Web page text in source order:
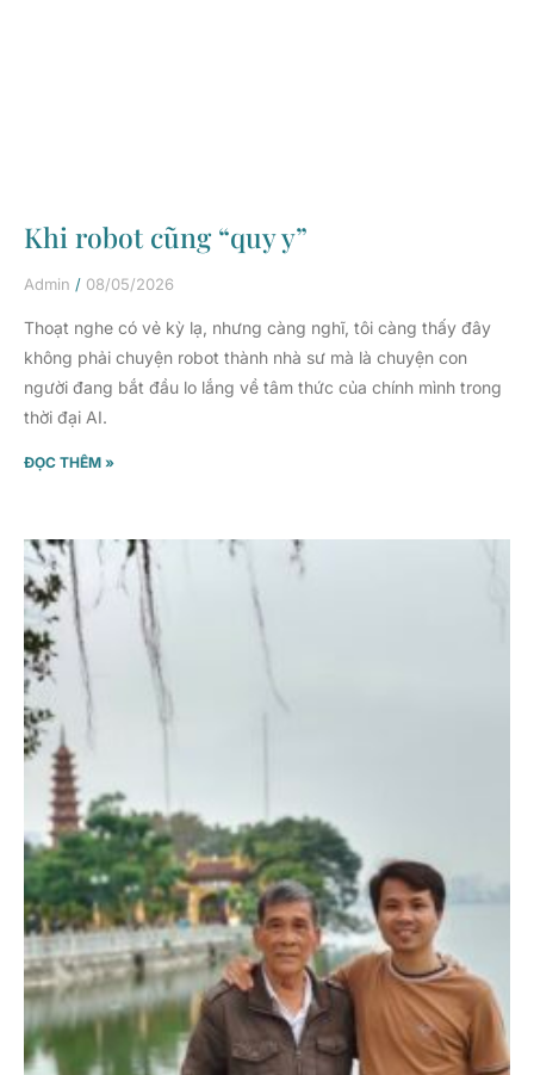
Khi robot cũng “quy y”
Admin 08/05/2026
Thoạt nghe có vẻ kỳ lạ, nhưng càng nghĩ, tôi càng thấy đây
không phải chuyện robot thành nhà sư mà là chuyện con
người đang bắt đầu lo lắng về tâm thức của chính mình trong
thời đại AI.
ĐỌC THÊM »